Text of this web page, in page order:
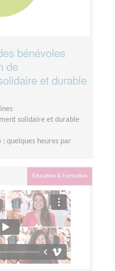
bénévoles
de
et durable
solidaire et durable
: quelques heures par
Éducation & Formation